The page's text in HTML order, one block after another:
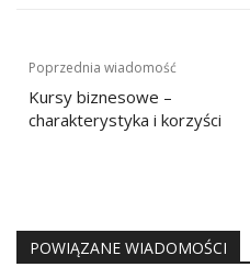
Nawigacja
wpisu
Poprzednia wiadomość
Kursy biznesowe –
charakterystyka i korzyści
POWIĄZANE WIADOMOŚCI